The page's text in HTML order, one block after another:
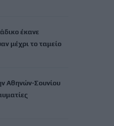
έκανε
μέχρι το ταμείο
Αθηνών-Σουνίου